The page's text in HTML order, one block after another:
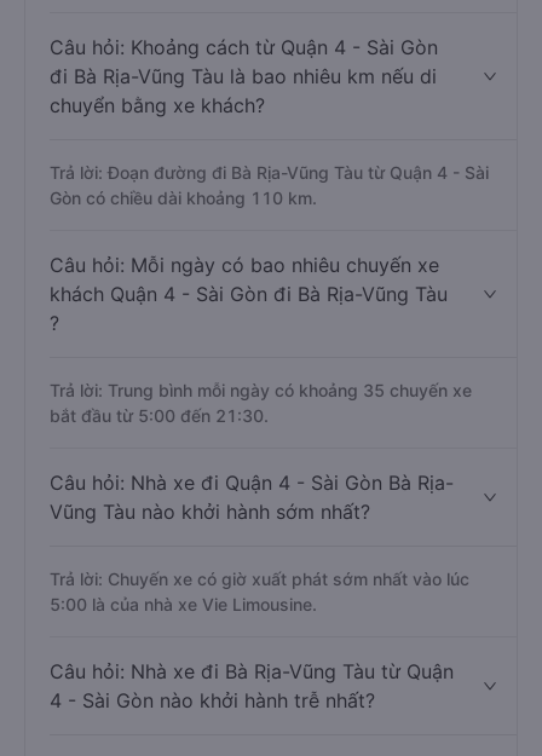
Câu hỏi: Khoảng cách từ Quận 4 - Sài Gòn
đi Bà Rịa-Vũng Tàu là bao nhiêu km nếu di
chuyển bằng xe khách?
Trả lời: Đoạn đường đi Bà Rịa-Vũng Tàu từ Quận 4 - Sài
Gòn có chiều dài khoảng 110 km.
Câu hỏi: Mỗi ngày có bao nhiêu chuyến xe
khách Quận 4 - Sài Gòn đi Bà Rịa-Vũng Tàu
?
Trả lời: Trung bình mỗi ngày có khoảng 35 chuyến xe
bắt đầu từ 5:00 đến 21:30.
Câu hỏi: Nhà xe đi Quận 4 - Sài Gòn Bà Rịa-
Vũng Tàu nào khởi hành sớm nhất?
Trả lời: Chuyến xe có giờ xuất phát sớm nhất vào lúc
5:00 là của nhà xe Vie Limousine.
Câu hỏi: Nhà xe đi Bà Rịa-Vũng Tàu từ Quận
4 - Sài Gòn nào khởi hành trễ nhất?